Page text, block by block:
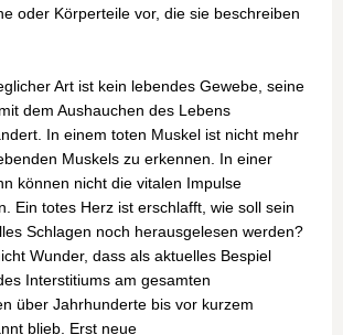
oder Körperteile vor, die sie beschreiben
Art ist kein lebendes Gewebe, seine
dem Aushauchen des Lebens
In einem toten Muskel ist nicht mehr
Muskels zu erkennen. In einer
können nicht die vitalen Impulse
Ein totes Herz ist erschlafft, wie soll sein
Schlagen noch herausgelesen werden?
Wunder, dass als aktuelles Bespiel
Interstitiums am gesamten
über Jahrhunderte bis vor kurzem
blieb. Erst neue